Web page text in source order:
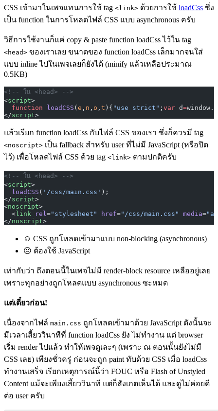
CSS เข้ามาในเพจแทนการใช้ tag <link> ด้วยการใช้ loadCss ซึ่ง
เป็น function ในการโหลดไฟล์ CSS แบบ asynchronous ครับ
วิธีการใช้งานก็แค่ copy & paste function loadCss ไว้ใน tag
<head> ของเราเลย ขนาดของ function loadCss เล็กมากจนใส่
แบบ inline ไปในเพจเลยก็ยังได้ (minify แล้วเหลือประมาณ
0.5KB)
<!-- ใน <head> -->
<script>
  function
loadCSS (e , n , o , t ){ "use strict" ; var d=
</script>
แล้วเรียก function loadCss กับไฟล์ CSS ของเรา ซึ่งก็ควรมี tag
<noscript> เป็น fallback สำหรับ user ที่ไม่มี JavaScript (หรือปิด
ไว้) เพื่อโหลดไฟล์ CSS ด้วย tag <link> ตามปกติครับ
<!-- ใน <head> -->
<script>
  loadCSS
( '/css/main.css' );
</script>
<noscript>
  <
link rel ="stylesheet" href="/css/main.css" media=
</noscript>
☺ CSS ถูกโหลดเข้ามาแบบ non-blocking (asynchronous)
☹ ต้องใช้ JavaScript
เท่ากับว่า ถึงตอนนี้ในเพจไม่มี render-block resource เหลืออยู่เลย
เพราะทุกอย่างถูกโหลดแบบ asynchronous ซะหมด
แต่เดี๋ยวก่อน!
เนื่องจากไฟล์ main.css ถูกโหลดเข้ามาด้วย JavaScript ดังนั้นจะ
มีเวลาเสี้ยววินาทีที่ function loadCss ยัง ไม่ทำงาน แต่ browser
เริ่ม render ไปแล้ว ทำให้เพจดูเละๆ (เพราะ ณ ตอนนั้นยังไม่มี
CSS เลย) เพียงชั่วครู่ ก่อนจะถูก paint ทับด้วย CSS เมื่อ loadCss
ทำงานเสร็จ เรียกเหตุการณ์นี้ว่า FOUC หรือ Flash of Unstyled
Content แม้จะเพียงเสี้ยววินาที แต่ก็สังเกตเห็นได้ และดูไม่ค่อยดี
ต่อ user ครับ